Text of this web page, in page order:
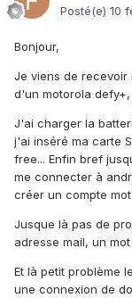
Posté(e) 10
Bonjour,
Je viens de
d'un motorola
J'ai charger la
j'ai inséré ma carte
free... Enfin bref
me connecter à
créer un compte
Jusque là pas de
adresse mail, un
Et là petit problème
une connexion de